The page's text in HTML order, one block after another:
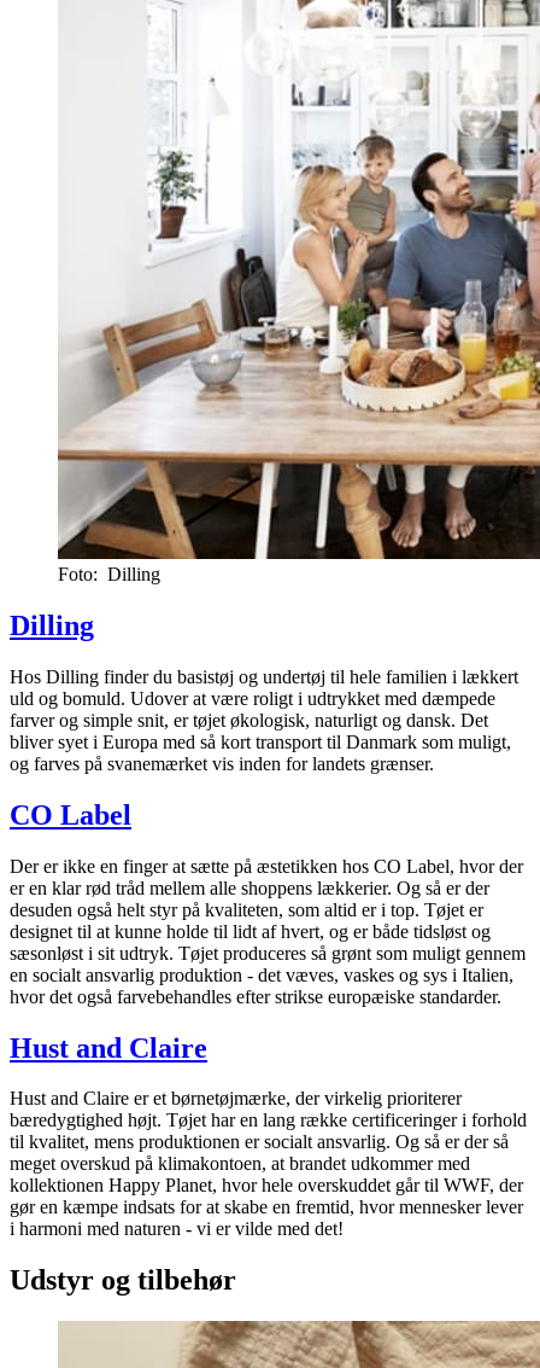
Foto: Dilling
Dilling
Hos Dilling finder du basistøj og undertøj til hele familien i lækkert
uld og bomuld. Udover at være roligt i udtrykket med dæmpede
farver og simple snit, er tøjet økologisk, naturligt og dansk. Det
bliver syet i Europa med så kort transport til Danmark som muligt,
og farves på svanemærket vis inden for landets grænser.
CO Label
Der er ikke en finger at sætte på æstetikken hos CO Label, hvor der
er en klar rød tråd mellem alle shoppens lækkerier. Og så er der
desuden også helt styr på kvaliteten, som altid er i top. Tøjet er
designet til at kunne holde til lidt af hvert, og er både tidsløst og
sæsonløst i sit udtryk. Tøjet produceres så grønt som muligt gennem
en socialt ansvarlig produktion - det væves, vaskes og sys i Italien,
hvor det også farvebehandles efter strikse europæiske standarder.
Hust and Claire
Hust and Claire er et børnetøjmærke, der virkelig prioriterer
bæredygtighed højt. Tøjet har en lang række certificeringer i forhold
til kvalitet, mens produktionen er socialt ansvarlig. Og så er der så
meget overskud på klimakontoen, at brandet udkommer med
kollektionen Happy Planet, hvor hele overskuddet går til WWF, der
gør en kæmpe indsats for at skabe en fremtid, hvor mennesker lever
i harmoni med naturen - vi er vilde med det!
Udstyr og tilbehør